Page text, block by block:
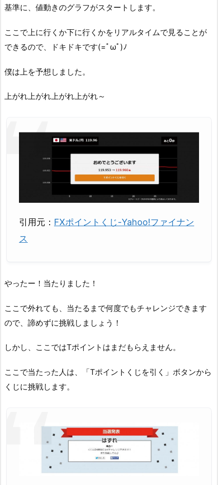
基準に、値動きのグラフがスタートします。
ここで上に行くか下に行くかをリアルタイムで見ることが
できるので、ドキドキです(=ﾟωﾟ)ﾉ
僕は上を予想しました。
上がれ上がれ上がれ上がれ～
引用元： FXポイントくじ-Yahoo!ファイナン
ス
やったー！当たりました！
ここで外れても、当たるまで何度でもチャレンジできます
ので、諦めずに挑戦しましょう！
しかし、ここではTポイントはまだもらえません。
ここで当たった人は、「Tポイントくじを引く」ボタンから
くじに挑戦します。